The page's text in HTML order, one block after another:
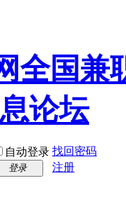
自动登录 找回密码
登录 注册